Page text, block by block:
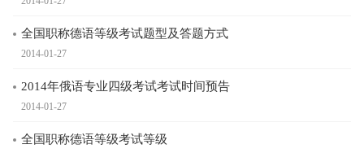
全国职称德语等级考试题型及答题方式
2014-01-27
2014年俄语专业四级考试考试时间预告
2014-01-27
全国职称德语等级考试等级